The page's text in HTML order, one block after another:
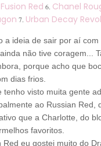
Red 6. Chanel
7. Urban Decay
a ideia de sair por aí com
não tive coragem...
porque acho que
dias frios.
tenho visto muita gente
ao Russian Red,
que a Charlotte, do
favoritos.
Red eu gostei muito do